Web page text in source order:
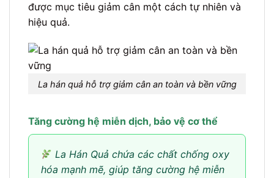
được mục tiêu giảm cân một cách tự nhiên và
hiệu quả.
La hán quả hỗ trợ giảm cân an toàn và bền vững
Tăng cường hệ miễn dịch, bảo vệ cơ thể
La Hán Quả chứa các chất chống oxy
hóa mạnh mẽ, giúp tăng cường hệ miễn